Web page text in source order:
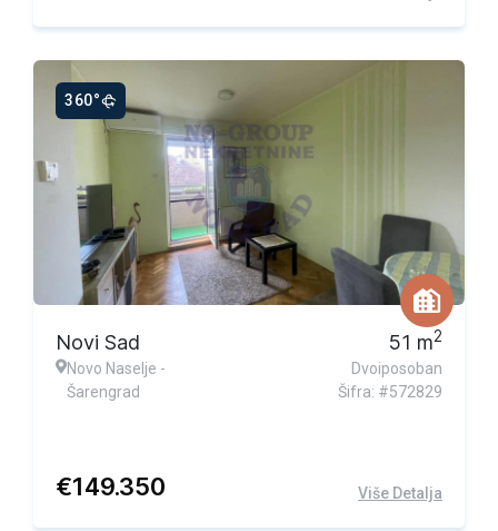
360°
Novi Sad
Novo Naselje -
Šarengrad
51 m2
Dvoiposoban
Šifra: #572829
€149.350 Više Detalja